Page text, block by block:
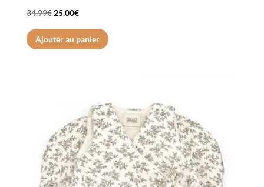
34.99€ Le
prix
initial
25.00€Le
prix
actuel
Ajouter au panier